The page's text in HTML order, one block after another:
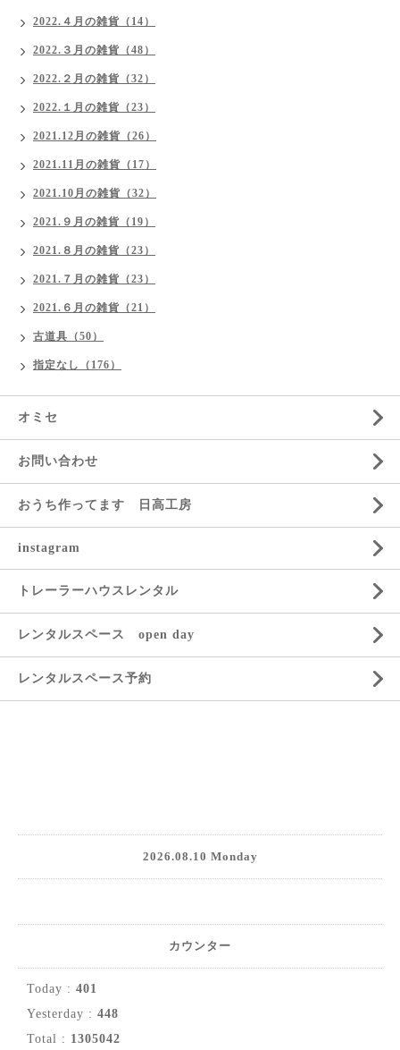
2022.４月の雑貨（14）
2022.３月の雑貨（48）
2022.２月の雑貨（32）
2022.１月の雑貨（23）
2021.12月の雑貨（26）
2021.11月の雑貨（17）
2021.10月の雑貨（32）
2021.９月の雑貨（19）
2021.８月の雑貨（23）
2021.７月の雑貨（23）
2021.６月の雑貨（21）
古道具（50）
指定なし（176）
オミセ
お問い合わせ
おうち作ってます 日高工房
instagram
トレーラーハウスレンタル
レンタルスペース open day
レンタルスペース予約
2026.08.10 Monday
カウンター
Today : 401
Yesterday : 448
Total : 1305042